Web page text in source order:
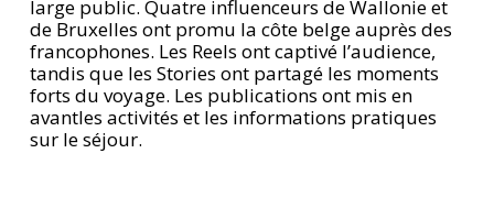
large public. Quatre influenceurs de Wallonie et
de Bruxelles ont promu la côte belge auprès des
francophones. Les Reels ont captivé l’audience,
tandis que les Stories ont partagé les moments
forts du voyage. Les publications ont mis en
avantles activités et les informations pratiques
sur le séjour.